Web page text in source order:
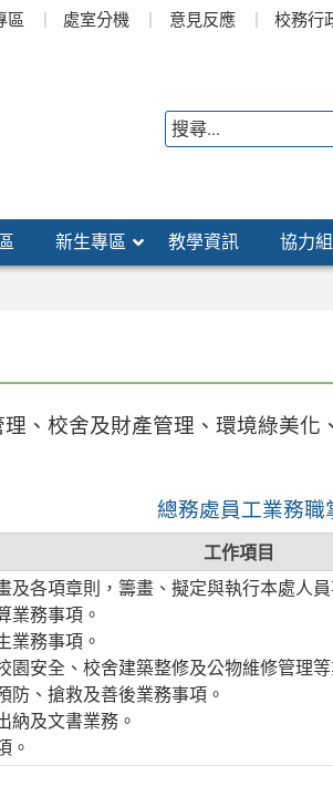
區 處室分機 意見反應 校務行
新生專區 教學資訊 協力
、校舍及財產管理、環境綠美
總務處員工業務職
工作項目
及各項章則，籌畫、擬定與執行本處人員
業務事項。
業務事項。
園安全、校舍建築整修及公物維修管理等
防、搶救及善後業務事項。
納及文書業務。
。